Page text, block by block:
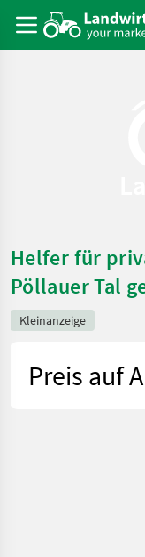
Helfer für
Pöllauer Tal
Kleinanzeige
Preis auf